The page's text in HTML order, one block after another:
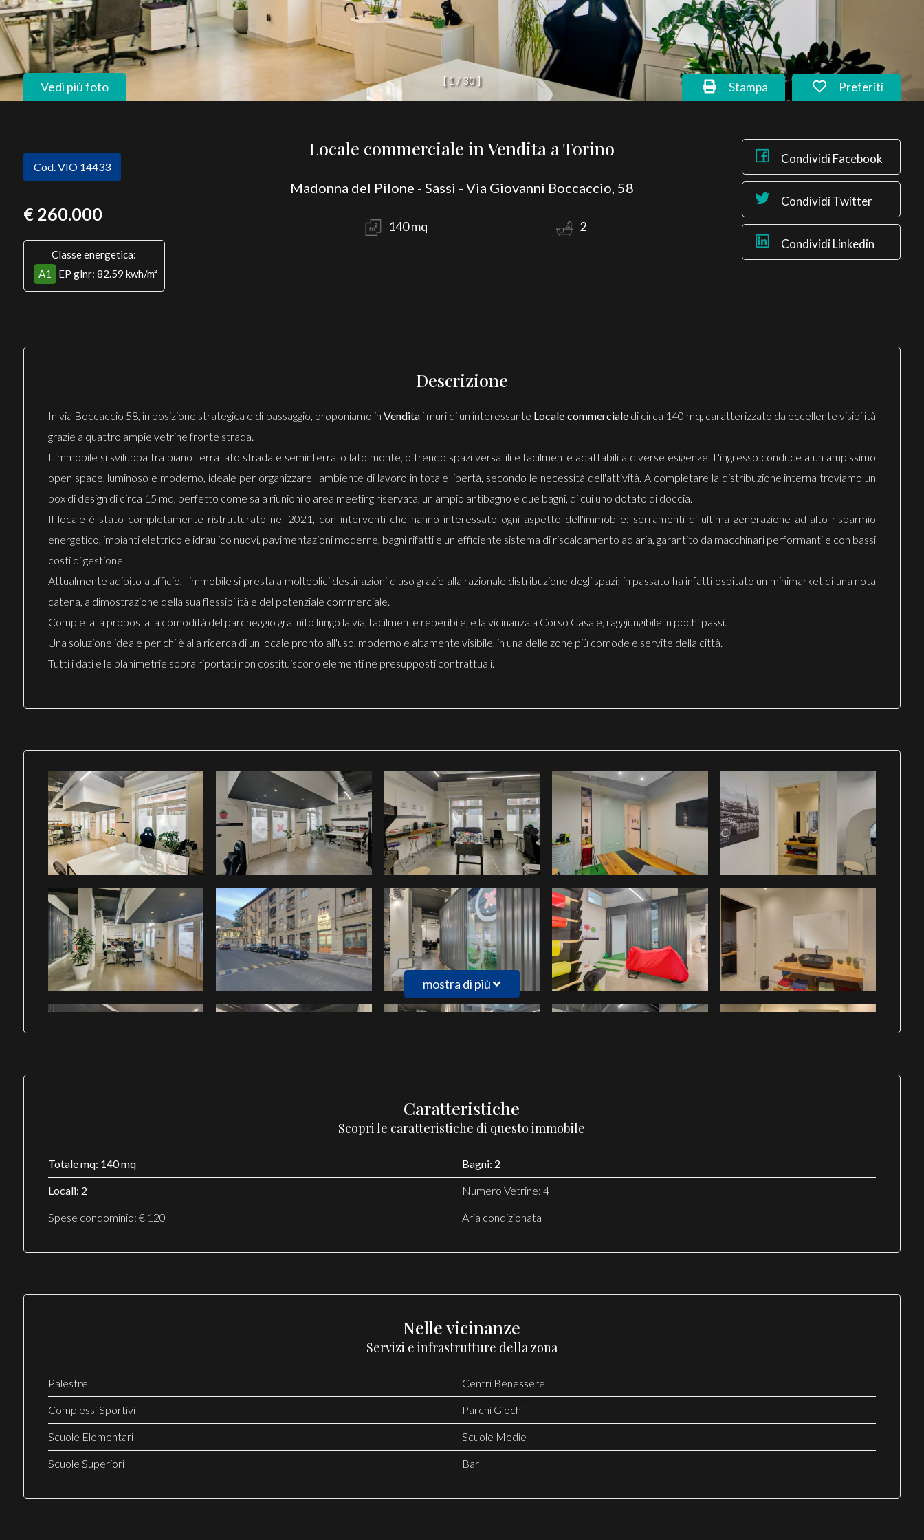
[ 1 / 30 ]
Vedi più foto
Cod. VIO 14433
€ 260.000
Classe energetica:
A1
EP glnr: 82.59 kwh/m²
Locale commerciale in Vendita a Torino
Madonna del Pilone - Sassi - Via Giovanni Boccaccio, 58
140 mq 2
Preferiti
Stampa
Condividi Facebook
Condividi Twitter
Condividi Linkedin
Descrizione
In via Boccaccio 58, in posizione strategica e di passaggio, proponiamo in Venditai muri di un interessante Locale commercialedi circa 140 mq, caratterizzato da eccellente visibilità
grazie a quattro ampie vetrine fronte strada.
L'immobile si sviluppa tra piano terra lato strada e seminterrato lato monte, offrendo spazi versatili e facilmente adattabili a diverse esigenze. L'ingresso conduce a un ampissimo
open space, luminoso e moderno, ideale per organizzare l'ambiente di lavoro in totale libertà, secondo le necessità dell'attività. A completare la distribuzione interna troviamo un
box di design di circa 15 mq, perfetto come sala riunioni o area meeting riservata, un ampio antibagno e due bagni, di cui uno dotato di doccia.
Il locale è stato completamente ristrutturato nel 2021, con interventi che hanno interessato ogni aspetto dell'immobile: serramenti di ultima generazione ad alto risparmio
energetico, impianti elettrico e idraulico nuovi, pavimentazioni moderne, bagni rifatti e un efficiente sistema di riscaldamento ad aria, garantito da macchinari performanti e con bassi
costi di gestione.
Attualmente adibito a ufficio, l'immobile si presta a molteplici destinazioni d'uso grazie alla razionale distribuzione degli spazi; in passato ha infatti ospitato un minimarket di una nota
catena, a dimostrazione della sua flessibilità e del potenziale commerciale.
Completa la proposta la comodità del parcheggio gratuito lungo la via, facilmente reperibile, e la vicinanza a Corso Casale, raggiungibile in pochi passi.
Una soluzione ideale per chi è alla ricerca di un locale pronto all'uso, moderno e altamente visibile, in una delle zone più comode e servite della città.
Tutti i dati e le planimetrie sopra riportati non costituiscono elementi né presupposti contrattuali.
mostra di più
Caratteristiche
Scopri le caratteristiche di questo immobile
Totale mq: 140 mq Bagni: 2
Locali: 2 Numero Vetrine: 4
Spese condominio: € 120 Aria condizionata
Nelle vicinanze
Servizi e infrastrutture della zona
Palestre Centri Benessere
Complessi Sportivi Parchi Giochi
Scuole Elementari Scuole Medie
Scuole Superiori Bar